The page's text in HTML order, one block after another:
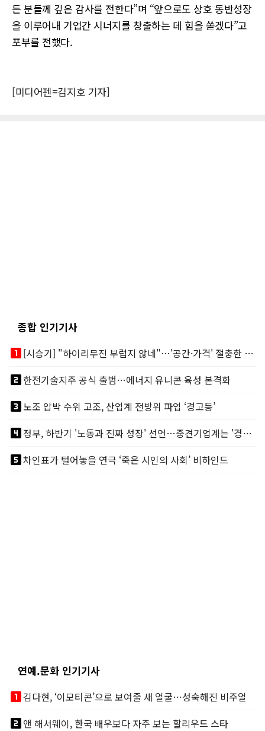
든 분들께 깊은 감사를 전한다”며 “앞으로도 상호 동반성장
을 이루어내 기업간 시너지를 창출하는 데 힘을 쏟겠다”고
포부를 전했다.
[미디어펜=김지호 기자]
종합 인기기사
looks_one
[시승기] "하이리무진 부럽지 않네"…'공간·가격' 절충한 카니발 하이루프
looks_two한전기술지주 공식 출범…에너지 유니콘 육성 본격화
looks_3노조 압박 수위 고조, 산업계 전방위 파업 ‘경고등’
looks_4
정부, 하반기 '노동과 진짜 성장' 선언…중견기업계는 '경영 불확실성' 우려
looks_5차인표가 털어놓을 연극 ‘죽은 시인의 사회’ 비하인드
연예.문화 인기기사
looks_one김다현, ‘이모티콘’으로 보여줄 새 얼굴…성숙해진 비주얼
looks_two앤 해서웨이, 한국 배우보다 자주 보는 할리우드 스타